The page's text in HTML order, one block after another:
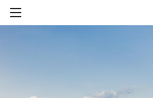
SERVICES
知財活動のROICへの貢献